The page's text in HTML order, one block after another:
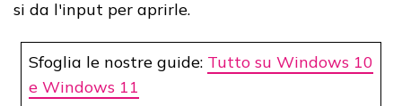
si da l'input per aprirle.
Sfoglia le nostre guide: Tutto su Windows 10
e Windows 11